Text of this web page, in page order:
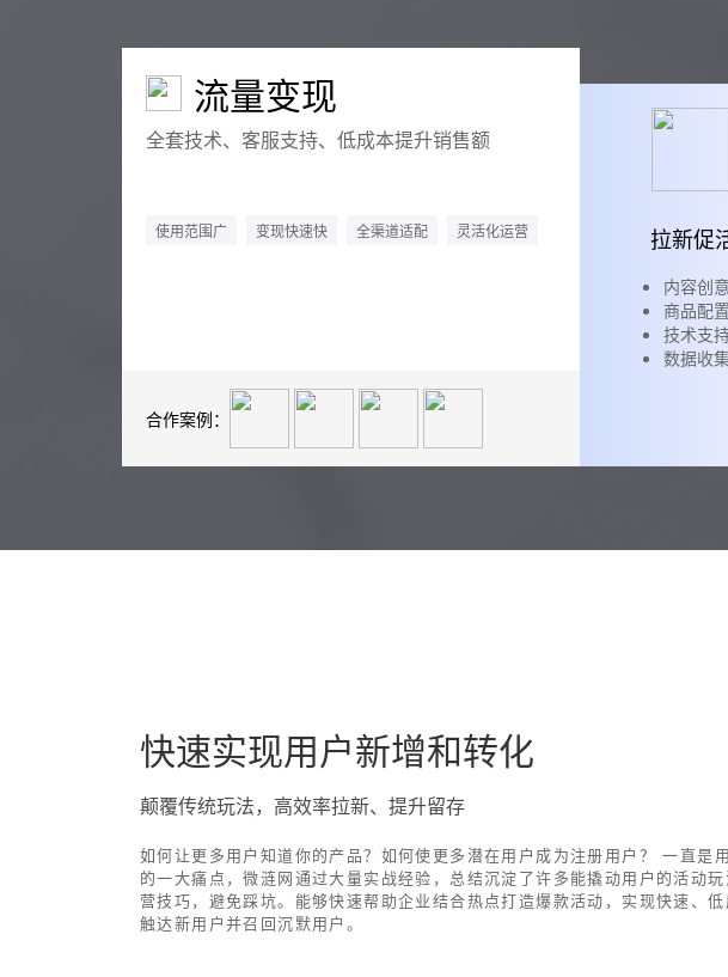
流量变现
全套技术、客服支持、低成本提升销售额
使用范围广 变现快速快 全渠道适配 灵活化运营
合作案例：
拉新促
内容创意
商品配置
技术支
数据收
快速实现用户新增和转化
颠覆传统玩法，高效率拉新、提升留存
如何让更多用户知道你的产品？如何使更多潜在用户成为注册用户？ 一直是
的一大痛点，微涟网通过大量实战经验，总结沉淀了许多能撬动用户的活动玩
营技巧，避免踩坑。能够快速帮助企业结合热点打造爆款活动，实现快速、低
触达新用户并召回沉默用户。